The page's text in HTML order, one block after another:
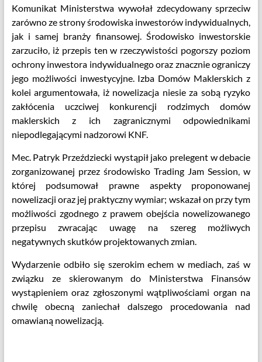
Komunikat Ministerstwa wywołał zdecydowany sprzeciw
zarówno ze strony środowiska inwestorów indywidualnych,
jak i samej branży finansowej. Środowisko inwestorskie
zarzuciło, iż przepis ten w rzeczywistości pogorszy poziom
ochrony inwestora indywidualnego oraz znacznie ograniczy
jego możliwości inwestycyjne. Izba Domów Maklerskich z
kolei argumentowała, iż nowelizacja niesie za sobą ryzyko
zakłócenia uczciwej konkurencji rodzimych domów
maklerskich z ich zagranicznymi odpowiednikami
niepodlegającymi nadzorowi KNF.
Mec. Patryk Przeździecki wystąpił jako prelegent w debacie
zorganizowanej przez środowisko Trading Jam Session, w
której podsumował prawne aspekty proponowanej
nowelizacji oraz jej praktyczny wymiar; wskazał on przy tym
możliwości zgodnego z prawem obejścia nowelizowanego
przepisu zwracając uwagę na szereg możliwych
negatywnych skutków projektowanych zmian.
Wydarzenie odbiło się szerokim echem w mediach, zaś w
związku ze skierowanym do Ministerstwa Finansów
wystąpieniem oraz zgłoszonymi wątpliwościami organ na
chwilę obecną zaniechał dalszego procedowania nad
omawianą nowelizacją.